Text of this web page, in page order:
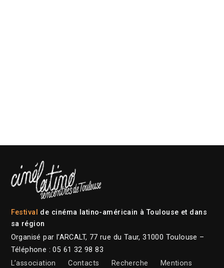
Festival de cinéma latino-américain à Toulouse et dans
sa région
Organisé par l’ARCALT, 77 rue du Taur, 31000 Toulouse –
Téléphone : 05 61 32 98 83
L’association
Contacts Recherche
Mentions